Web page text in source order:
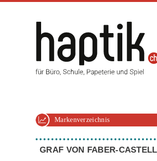
Markenverzeichnis
GRAF VON FABER-CASTELL